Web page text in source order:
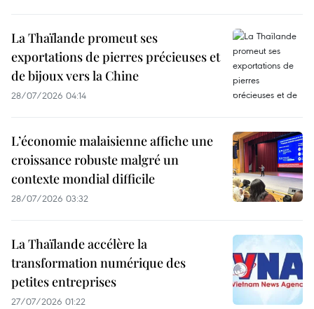
La Thaïlande promeut ses
exportations de pierres précieuses et
de bijoux vers la Chine
28/07/2026 04:14
L’économie malaisienne affiche une
croissance robuste malgré un
contexte mondial difficile
28/07/2026 03:32
La Thaïlande accélère la
transformation numérique des
petites entreprises
27/07/2026 01:22